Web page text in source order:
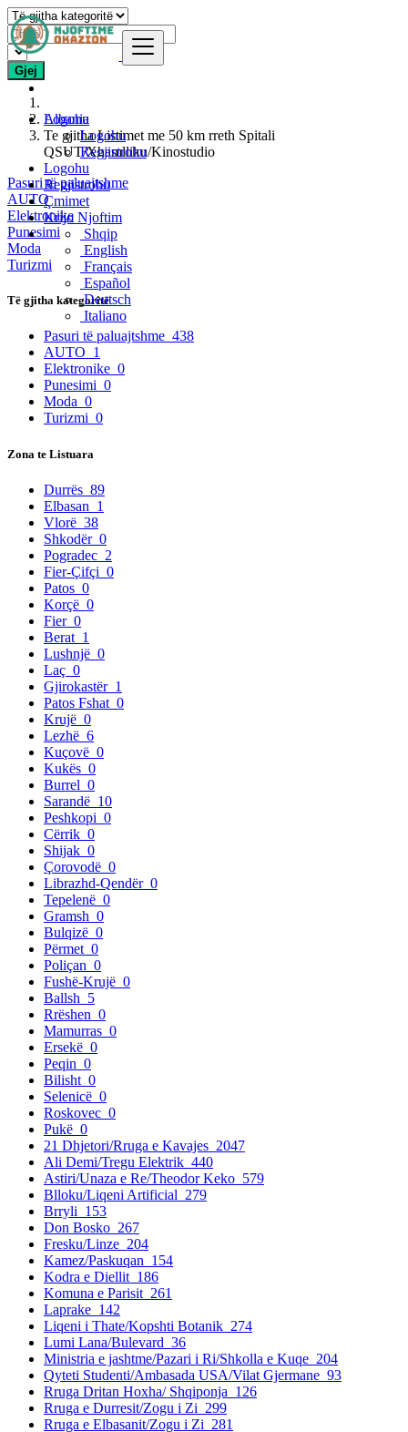
Logohu
Logohu
Regjistrohu
Logohu
Regjistrohu
Çmimet
Krijo Njoftim
Shqip
English
Français
Español
Deutsch
Italiano
Gjej
Albania
Te gjitha Listimet me 50 km rreth Spitali
QSUT/Xhamlliku/Kinostudio
Pasuri të paluajtshme
AUTO
Elektronike
Punesimi
Moda
Turizmi
Të gjitha kategoritë
Pasuri të paluajtshme 438
AUTO 1
Elektronike 0
Punesimi 0
Moda 0
Turizmi 0
Zona te Listuara
Durrës 89
Elbasan 1
Vlorë 38
Shkodër 0
Pogradec 2
Fier-Çifçi 0
Patos 0
Korçë 0
Fier 0
Berat 1
Lushnjë 0
Laç 0
Gjirokastër 1
Patos Fshat 0
Krujë 0
Lezhë 6
Kuçovë 0
Kukës 0
Burrel 0
Sarandë 10
Peshkopi 0
Cërrik 0
Shijak 0
Çorovodë 0
Librazhd-Qendër 0
Tepelenë 0
Gramsh 0
Bulqizë 0
Përmet 0
Poliçan 0
Fushë-Krujë 0
Ballsh 5
Rrëshen 0
Mamurras 0
Ersekë 0
Peqin 0
Bilisht 0
Selenicë 0
Roskovec 0
Pukë 0
21 Dhjetori/Rruga e Kavajes 2047
Ali Demi/Tregu Elektrik 440
Astiri/Unaza e Re/Theodor Keko 579
Blloku/Liqeni Artificial 279
Brryli 153
Don Bosko 267
Fresku/Linze 204
Kamez/Paskuqan 154
Kodra e Diellit 186
Komuna e Parisit 261
Laprake 142
Liqeni i Thate/Kopshti Botanik 274
Lumi Lana/Bulevard 36
Ministria e jashtme/Pazari i Ri/Shkolla e Kuqe 204
Qyteti Studenti/Ambasada USA/Vilat Gjermane 93
Rruga Dritan Hoxha/ Shqiponja 126
Rruga e Durresit/Zogu i Zi 299
Rruga e Elbasanit/Zogu i Zi 281